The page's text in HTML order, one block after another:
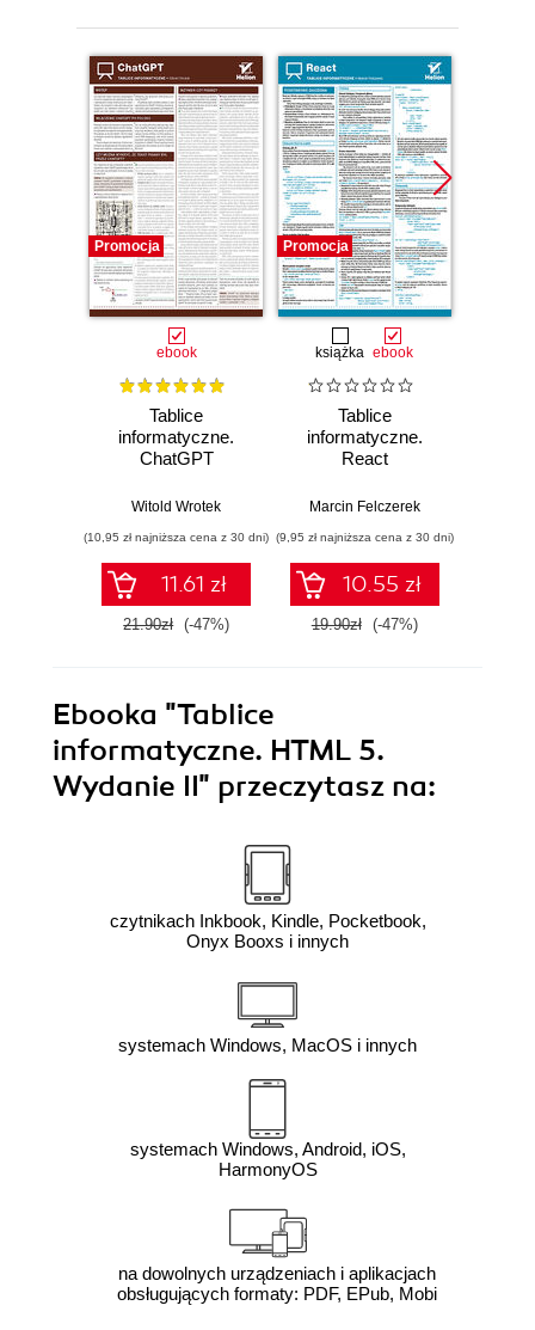
Promocja
ebook
Tablice
informatyczne.
ChatGPT
Witold Wrotek
(10,95 zł najniższa cena z 30 dni)
11.61 zł
21.90zł (-47%)
Promocja
książka ebook
Tablice
informatyczne.
React
Marcin Felczerek
(9,95 zł najniższa cena z 30 dni)
10.55 zł
19.90zł (-47%)
Ebooka "Tablice
informatyczne. HTML 5.
Wydanie II" przeczytasz na:
czytnikach Inkbook, Kindle, Pocketbook,
Onyx Booxs i innych
systemach Windows, MacOS i innych
systemach Windows, Android, iOS,
HarmonyOS
na dowolnych urządzeniach i aplikacjach
obsługujących formaty: PDF, EPub, Mobi